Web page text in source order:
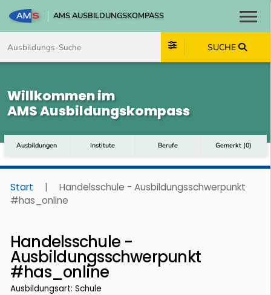
AMS AUSBILDUNGSKOMPASS
SUCHE
Willkommen im
AMS Ausbildungskompass
Ausbildungen Institute Berufe Gemerkt (0)
Start |
Handelsschule - Ausbildungsschwerpunkt
#has_online
Handelsschule -
Ausbildungsschwerpunkt
#has_online
Ausbildungsart: Schule